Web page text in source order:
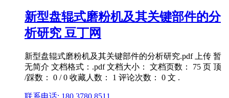
新型盘辊式磨粉机及其关键部件的分
析研究 豆丁网
新型盘辊式磨粉机及其关键部件的分析研究.pdf 上传 暂
无简介 文档格式：.pdf 文档大小： 文档页数： 75 页 顶
/踩数： 0 / 0 收藏人数： 1 评论次数： 0 文 .
联系电话: 180 3780 8511